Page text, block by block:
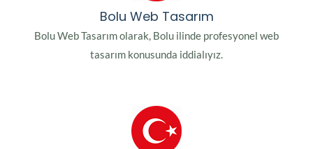
Bolu Web Tasarım
Bolu Web Tasarım olarak, Bolu ilinde profesyonel web
tasarım konusunda iddialıyız.